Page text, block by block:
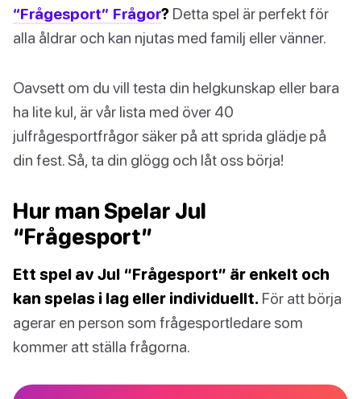
“Frågesport” Frågor? Detta spel är perfekt för
alla åldrar och kan njutas med familj eller vänner.
Oavsett om du vill testa din helgkunskap eller bara
ha lite kul, är vår lista med över 40
julfrågesportfrågor säker på att sprida glädje på
din fest. Så, ta din glögg och låt oss börja!
Hur man Spelar Jul
“Frågesport”
Ett spel av Jul “Frågesport” är enkelt och
kan spelas i lag eller individuellt. För att börja
agerar en person som frågesportledare som
kommer att ställa frågorna.